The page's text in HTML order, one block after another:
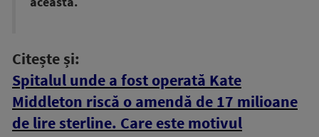
Citește și:
Spitalul unde a fost operată Kate
Middleton riscă o amendă de 17 milioane
de lire sterline. Care este motivul